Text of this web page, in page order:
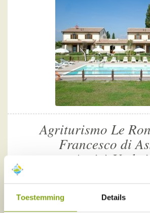
Toestemming Details
Agriturismo Le
Francesco di
Assisi-
gunstige ligging voor uitstapjes